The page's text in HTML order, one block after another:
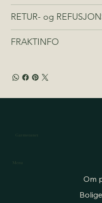
RETUR- og
FRAKTINFO
Garmotunet
Menu
Om